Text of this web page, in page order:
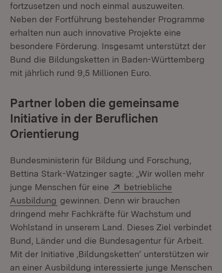
fortzusetzen und noch einmal auszuweiten.
Neben der Fortführung bestehender Programme
erhalten nun auch innovative Projekte eine
besondere Förderung. Insgesamt unterstützt der
Bund die Bildungsketten in Baden-Württemberg
mit jährlich rund 9,5 Millionen Euro.
Partner loben die gemeinsame
Initiative in der Beruflichen
Orientierung
Bundesministerin für Bildung und Forschung,
Bettina Stark-Watzinger sagte: „Wir wollen mehr
junge Menschen für eine
Extern:
betriebliche
Ausbildung (Öffnet in neuem Fenster)
gewinnen. Denn wir brauchen
dringend mehr Fachkräfte für Wachstum und
Wohlstand in unserem Land. Dieses Ziel verbindet
Bund, Länder und die Bundesagentur für Arbeit.
Mit der Initiative ‚Bildungsketten‘ unterstützen wir
an einer Ausbildung interessierte junge Menschen